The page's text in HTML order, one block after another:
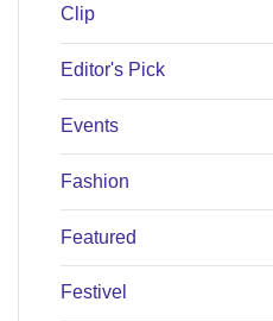
Clip
Editor's Pick
Events
Fashion
Featured
Festivel